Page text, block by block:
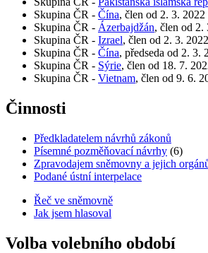
Skupina ČR - Čína, člen od 2. 3.
Skupina ČR - Ázerbajdžán, člen od 2.
Skupina ČR - Izrael, člen od 2. 3.
Skupina ČR - Čína, předseda od 2. 3.
Skupina ČR - Sýrie, člen od 18. 7.
Skupina ČR - Vietnam, člen od 9. 6.
Činnosti
Předkladatelem návrhů zákonů
Písemné pozměňovací návrhy (6)
Zpravodajem sněmovny a jejich
Podané ústní interpelace
Řeč ve sněmovně
Jak jsem hlasoval
Volba volebního období